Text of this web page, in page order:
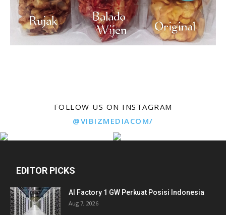
FOLLOW US ON INSTAGRAM
@VIBIZMEDIACOM/
EDITOR PICKS
AI Factory 1 GW Perkuat Posisi Indonesia
Aug 7, 2026